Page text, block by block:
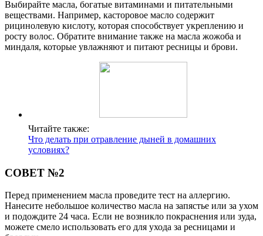
Выбирайте масла, богатые витаминами и питательными
веществами. Например, касторовое масло содержит
рицинолевую кислоту, которая способствует укреплению и
росту волос. Обратите внимание также на масла жожоба и
миндаля, которые увлажняют и питают ресницы и брови.
Читайте также:
Что делать при отравление дыней в домашних
условиях?
СОВЕТ №2
Перед применением масла проведите тест на аллергию.
Нанесите небольшое количество масла на запястье или за ухом
и подождите 24 часа. Если не возникло покраснения или зуда,
можете смело использовать его для ухода за ресницами и